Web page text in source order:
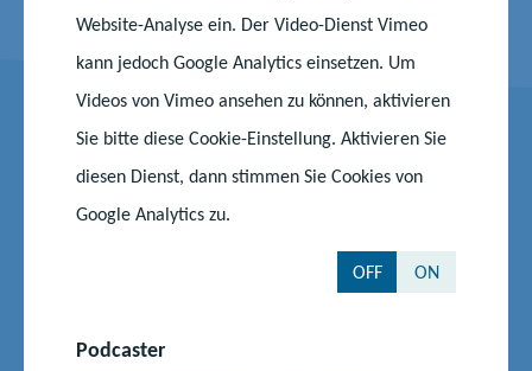
Website-Analyse ein. Der Video-Dienst Vimeo
kann jedoch Google Analytics einsetzen. Um
Videos von Vimeo ansehen zu können, aktivieren
Sie bitte diese Cookie-Einstellung. Aktivieren Sie
diesen Dienst, dann stimmen Sie Cookies von
Google Analytics zu.
OFF ON
Podcaster
Kontakt
Referat 400 - Grundsatz- und Aufsichtsangelegenheiten